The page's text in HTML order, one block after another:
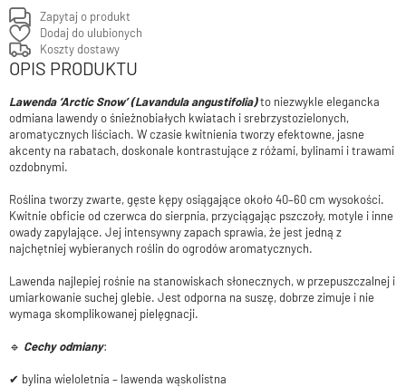
Zapytaj o produkt
Dodaj do ulubionych
Koszty dostawy
OPIS PRODUKTU
Lawenda ‘Arctic Snow’ (Lavandula angustifolia)to niezwykle elegancka
odmiana lawendy o śnieżnobiałych kwiatach i srebrzystozielonych,
aromatycznych liściach. W czasie kwitnienia tworzy efektowne, jasne
akcenty na rabatach, doskonale kontrastujące z różami, bylinami i trawami
ozdobnymi.
Roślina tworzy zwarte, gęste kępy osiągające około 40–60 cm wysokości.
Kwitnie obficie od czerwca do sierpnia, przyciągając pszczoły, motyle i inne
owady zapylające. Jej intensywny zapach sprawia, że jest jedną z
najchętniej wybieranych roślin do ogrodów aromatycznych.
Lawenda najlepiej rośnie na stanowiskach słonecznych, w przepuszczalnej i
umiarkowanie suchej glebie. Jest odporna na suszę, dobrze zimuje i nie
wymaga skomplikowanej pielęgnacji.
🔹 Cechy odmiany:
✔ bylina wieloletnia – lawenda wąskolistna